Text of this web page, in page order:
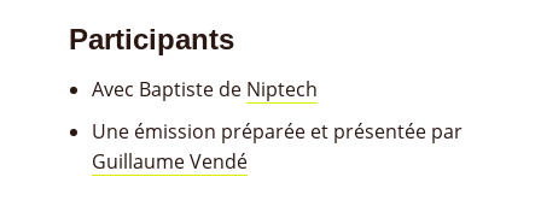
Participants
Avec Baptiste de Niptech
Une émission préparée et présentée par
Guillaume Vendé